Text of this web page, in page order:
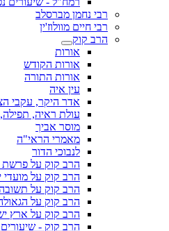
רבי נחמן מברסלב
רבי חיים מוולוז'ין
הרב קוק
אורות
אורות הקודש
אורות התורה
עין איה
אדר היקר, עקבי
עולת ראיה,
מוסר אביך
מאמרי הראי"ה
לנבוכי הדור
הרב קוק על פרשת
הרב קוק על מועדי
הרב קוק על
הרב קוק על
הרב קוק על ארץ
הרב קוק -